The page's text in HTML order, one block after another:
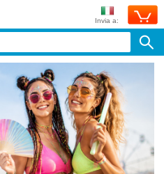
Invia a: